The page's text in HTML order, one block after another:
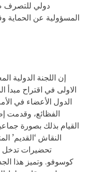
دولي للتصرف
المسؤولية عن الحماية
إن اللجنة الدولية
الاولى في اقتراح مبدأ
الدول الأعضاء في
الفظائع، وقدمت
القيام بذلك بصورة
النقاش ‘القديم’
تحضيرات
كوسوفو. وتميز هذا